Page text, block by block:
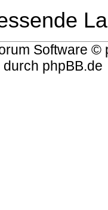
Software ©
durch phpBB.de